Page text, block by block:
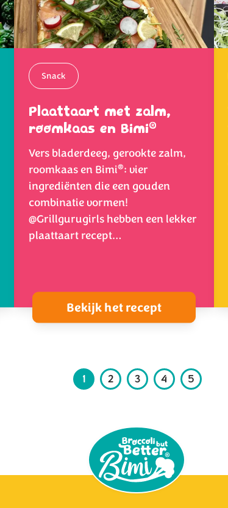
Snack
Plaattaart met zalm,
roomkaas en Bimi®
Vers bladerdeeg, gerookte zalm,
roomkaas en Bimi®: vier
ingrediënten die een gouden
combinatie vormen!
@Grillgurugirls hebben een lekker
plaattaart recept…
Bekijk het recept
1 2 3 4 5